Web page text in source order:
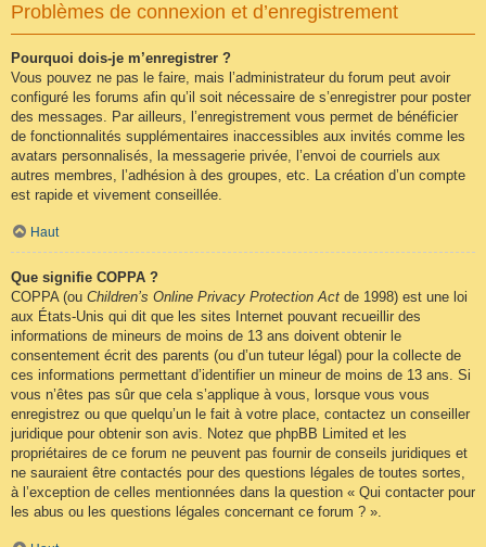
Problèmes de connexion et d’enregistrement
Pourquoi dois-je m’enregistrer ?
Vous pouvez ne pas le faire, mais l’administrateur du forum peut avoir
configuré les forums afin qu’il soit nécessaire de s’enregistrer pour poster
des messages. Par ailleurs, l’enregistrement vous permet de bénéficier
de fonctionnalités supplémentaires inaccessibles aux invités comme les
avatars personnalisés, la messagerie privée, l’envoi de courriels aux
autres membres, l’adhésion à des groupes, etc. La création d’un compte
est rapide et vivement conseillée.
Haut
Que signifie COPPA ?
COPPA (ou Children’s Online Privacy Protection Act de 1998) est une loi
aux États-Unis qui dit que les sites Internet pouvant recueillir des
informations de mineurs de moins de 13 ans doivent obtenir le
consentement écrit des parents (ou d’un tuteur légal) pour la collecte de
ces informations permettant d’identifier un mineur de moins de 13 ans. Si
vous n’êtes pas sûr que cela s’applique à vous, lorsque vous vous
enregistrez ou que quelqu’un le fait à votre place, contactez un conseiller
juridique pour obtenir son avis. Notez que phpBB Limited et les
propriétaires de ce forum ne peuvent pas fournir de conseils juridiques et
ne sauraient être contactés pour des questions légales de toutes sortes,
à l’exception de celles mentionnées dans la question « Qui contacter pour
les abus ou les questions légales concernant ce forum ? ».